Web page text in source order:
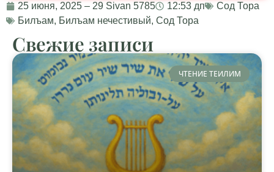
25 июня, 2025 – 29 Sivan 5785 12:53 дп
Сод Тора
Билъам, Билъам нечестивый, Сод Тора
Свежие записи
ЧТЕНИЕ ТЕИЛИМ